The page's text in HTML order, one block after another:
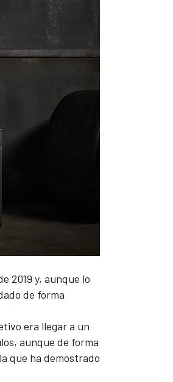
2019 y, aunque lo
de forma
era llegar a un
aunque de forma
que ha demostrado